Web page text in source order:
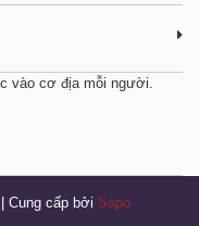
vào cơ địa mỗi người.
|Cung cấp bởi Sapo